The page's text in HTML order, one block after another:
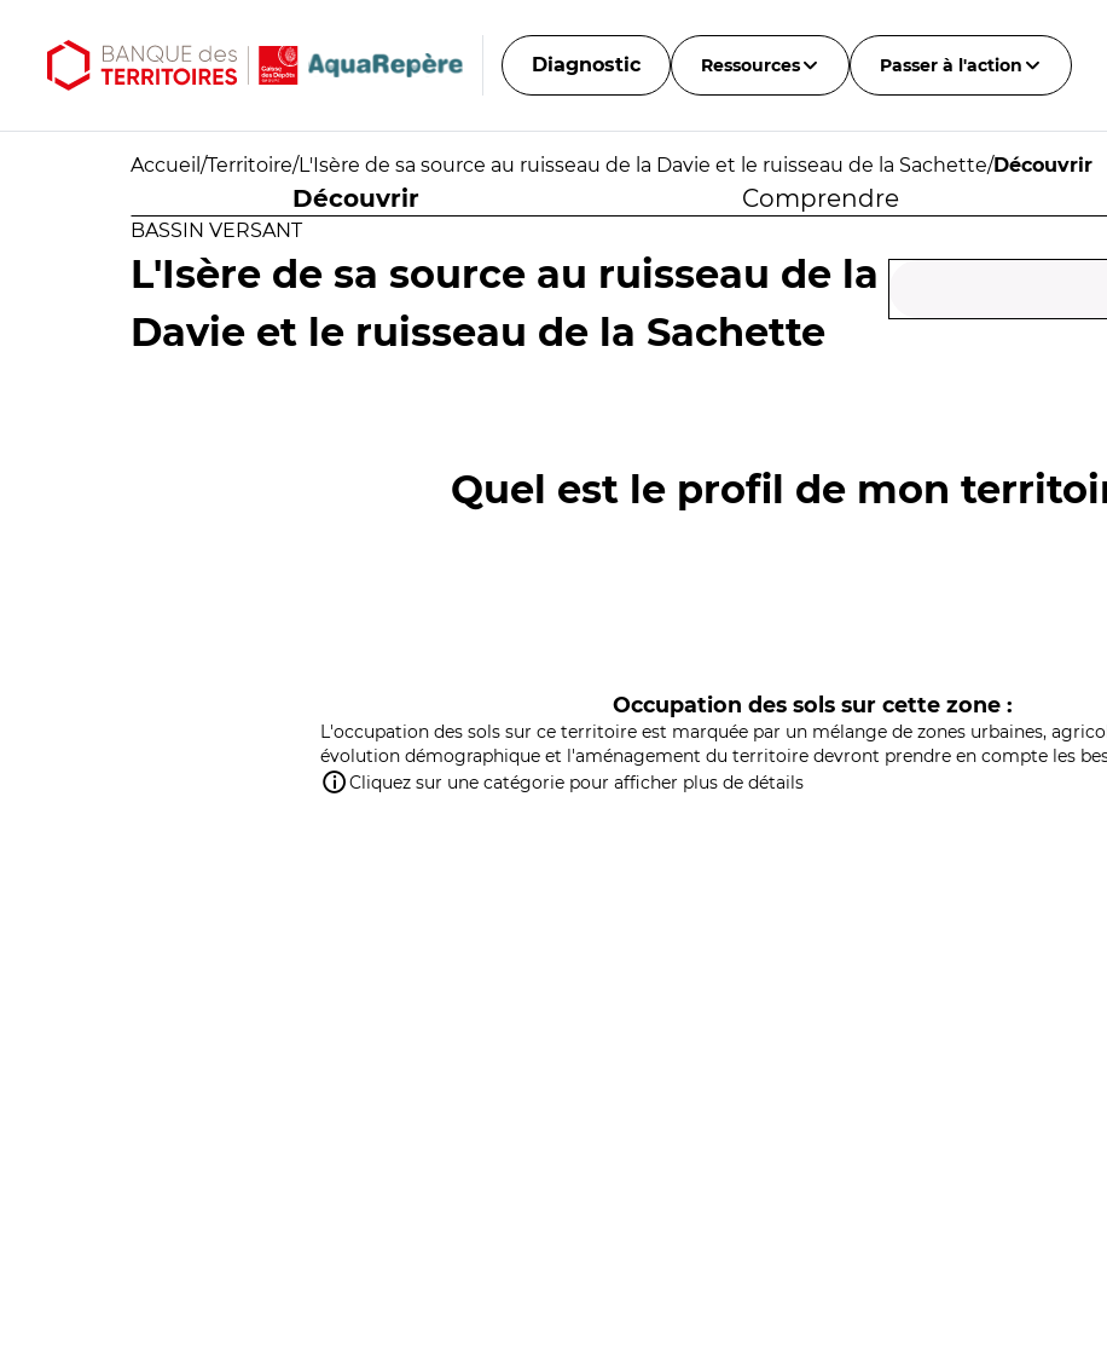
Diagnostic Ressources Passer à l'action
Accueil /Territoire/L'Isère de sa source au ruisseau de la Davie et le ruisseau de la Sachette/Découvrir
Découvrir Comprendre
BASSIN VERSANT
L'Isère de sa source au ruisseau de la
Davie et le ruisseau de la Sachette
Quel est le profil de mon
Occupation des sols sur cette zone :
L'occupation des sols sur ce territoire est marquée par un mélange de zones urbaines,
évolution démographique et l'aménagement du territoire devront prendre en compte les
Cliquez sur une catégorie pour afficher plus de détails